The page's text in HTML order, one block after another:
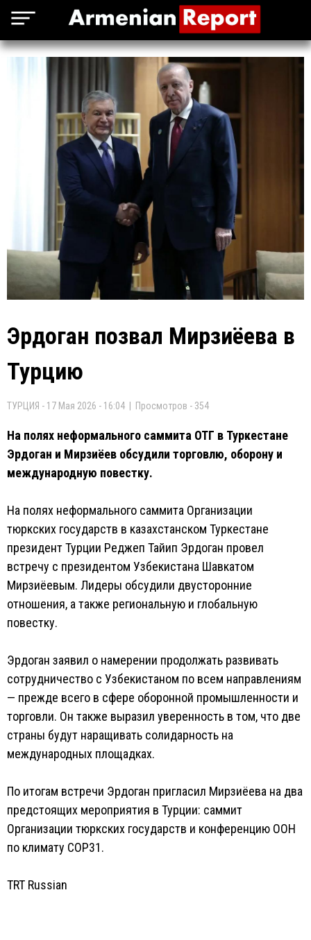
Эрдоган позвал Мирзиёева в
Турцию
ТУРЦИЯ - 17 Мая 2026 - 16:04 | Просмотров - 354
На полях неформального саммита ОТГ в Туркестане
Эрдоган и Мирзиёев обсудили торговлю, оборону и
международную повестку.
На полях неформального саммита Организации
тюркских государств в казахстанском Туркестане
президент Турции Реджеп Тайип Эрдоган провел
встречу с президентом Узбекистана Шавкатом
Мирзиёевым. Лидеры обсудили двусторонние
отношения, а также региональную и глобальную
повестку.
Эрдоган заявил о намерении продолжать развивать
сотрудничество с Узбекистаном по всем направлениям
— прежде всего в сфере оборонной промышленности и
торговли. Он также выразил уверенность в том, что две
страны будут наращивать солидарность на
международных площадках.
По итогам встречи Эрдоган пригласил Мирзиёева на два
предстоящих мероприятия в Турции: саммит
Организации тюркских государств и конференцию ООН
по климату COP31.
TRT Russian